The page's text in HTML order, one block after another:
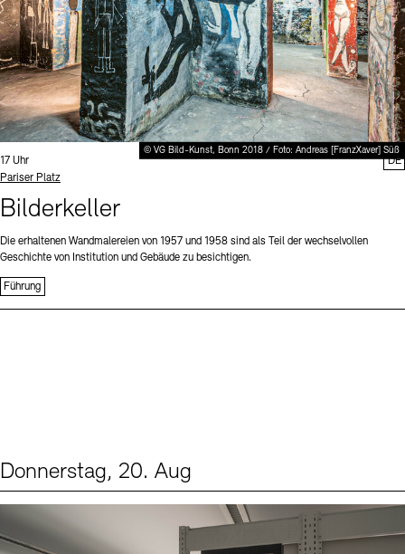
© VG Bild-Kunst, Bonn 2018 / Foto: Andreas [FranzXaver] Süß
Uhrzeit:
17 Uhr
Standort
Pariser Platz
Bilderkeller
Die erhaltenen Wandmalereien von 1957 und 1958 sind als Teil der wechselvollen
Geschichte von Institution und Gebäude zu besichtigen.
Führung
DE
Donnerstag, 20. Aug